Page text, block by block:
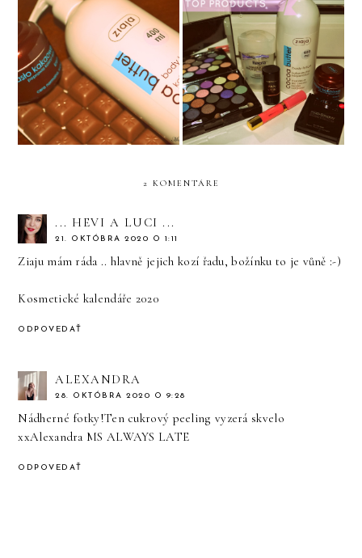
Kakaová pochúťka-Ziaja
October: TOP
PRODUCTS!
2 KOMENTÁRE
... HEVI A LUCI ...
21. OKTÓBRA 2020 O 1:11
Ziaju mám ráda .. hlavně jejich kozí řadu, božínku to je vůně :-)
Kosmetické kalendáře 2020
ODPOVEDAŤ
ALEXANDRA
28. OKTÓBRA 2020 O 9:28
Nádherné fotky!Ten cukrový peeling vyzerá skvelo
xxAlexandra MS ALWAYS LATE
ODPOVEDAŤ